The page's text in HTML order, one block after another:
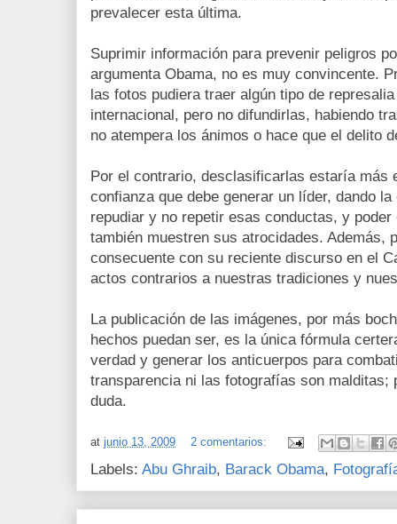
prevalecer esta última.
Suprimir información para prevenir peligros
argumenta Obama, no es muy convincente.
las fotos pudiera traer algún tipo de
internacional, pero no difundirlas, habiendo
no atempera los ánimos o hace que el delito
Por el contrario, desclasificarlas estaría más
confianza que debe generar un líder, dando
repudiar y no repetir esas conductas, y
también muestren sus atrocidades. Además,
consecuente con su reciente discurso en el
actos contrarios a nuestras tradiciones y
La publicación de las imágenes, por más
hechos puedan ser, es la única fórmula
verdad y generar los anticuerpos para
transparencia ni las fotografías son malditas;
duda.
at junio 13, 2009 2 comentarios:
Labels: Abu Ghraib, Barack Obama,